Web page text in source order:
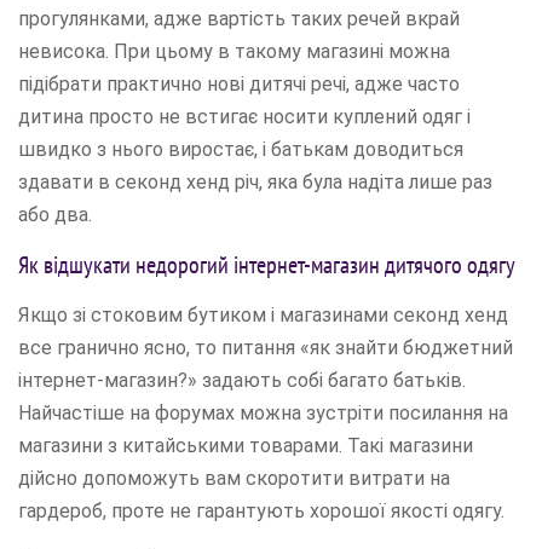
прогулянками, адже вартість таких речей вкрай
невисока. При цьому в такому магазині можна
підібрати практично нові дитячі речі, адже часто
дитина просто не встигає носити куплений одяг і
швидко з нього виростає, і батькам доводиться
здавати в секонд хенд річ, яка була надіта лише раз
або два.
Як відшукати недорогий інтернет-магазин дитячого одягу
Якщо зі стоковим бутиком і магазинами секонд хенд
все гранично ясно, то питання «як знайти бюджетний
інтернет-магазин?» задають собі багато батьків.
Найчастіше на форумах можна зустріти посилання на
магазини з китайськими товарами. Такі магазини
дійсно допоможуть вам скоротити витрати на
гардероб, проте не гарантують хорошої якості одягу.